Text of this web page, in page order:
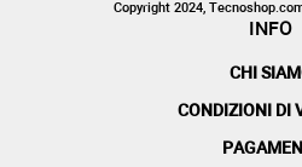
Copyright 2024,
INFO
CHI
CONDIZIONI DI